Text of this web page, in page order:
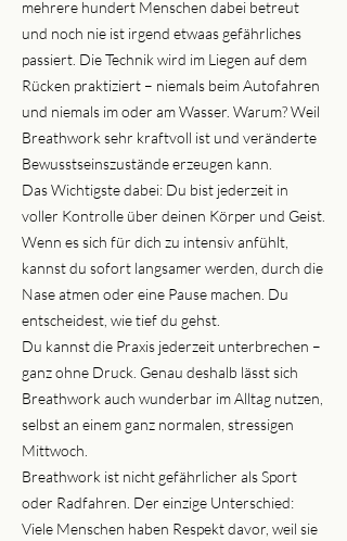
mehrere hundert Menschen dabei betreut
und noch nie ist irgend etwaas gefährliches
passiert. Die Technik wird im Liegen auf dem
Rücken praktiziert – niemals beim Autofahren
und niemals im oder am Wasser. Warum? Weil
Breathwork sehr kraftvoll ist und veränderte
Bewusstseinszustände erzeugen kann.
Das Wichtigste dabei: Du bist jederzeit in
voller Kontrolle über deinen Körper und Geist.
Wenn es sich für dich zu intensiv anfühlt,
kannst du sofort langsamer werden, durch die
Nase atmen oder eine Pause machen. Du
entscheidest, wie tief du gehst.
Du kannst die Praxis jederzeit unterbrechen –
ganz ohne Druck. Genau deshalb lässt sich
Breathwork auch wunderbar im Alltag nutzen,
selbst an einem ganz normalen, stressigen
Mittwoch.
Breathwork ist nicht gefährlicher als Sport
oder Radfahren. Der einzige Unterschied:
Viele Menschen haben Respekt davor, weil sie